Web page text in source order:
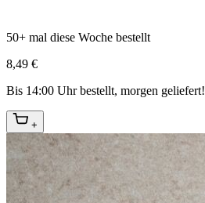
50+ mal diese Woche bestellt
8,49 €
Bis 14:00 Uhr bestellt, morgen geliefert!
+